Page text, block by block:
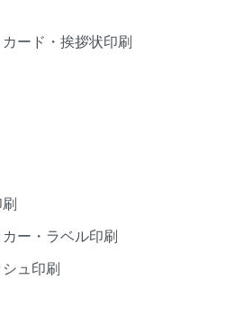
ード・挨拶状印刷
ー・ラベル印刷
ュ印刷